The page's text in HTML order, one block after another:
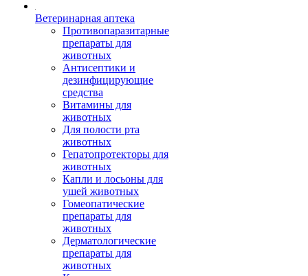
Ветеринарная аптека
Противопаразитарные
препараты для
животных
Антисептики и
дезинфицирующие
средства
Витамины для
животных
Для полости рта
животных
Гепатопротекторы для
животных
Капли и лосьоны для
ушей животных
Гомеопатические
препараты для
животных
Дерматологические
препараты для
животных